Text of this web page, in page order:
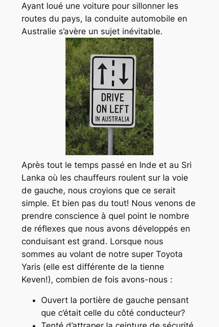
Ayant loué une voiture pour sillonner les
routes du pays, la conduite automobile en
Australie s’avère un sujet inévitable.
Après tout le temps passé en Inde et au Sri
Lanka où les chauffeurs roulent sur la voie
de gauche, nous croyions que ce serait
simple. Et bien pas du tout! Nous venons de
prendre conscience à quel point le nombre
de réflexes que nous avons développés en
conduisant est grand. Lorsque nous
sommes au volant de notre super Toyota
Yaris (elle est différente de la tienne
Keven!), combien de fois avons-nous :
Ouvert la portière de gauche pensant
que c’était celle du côté conducteur?